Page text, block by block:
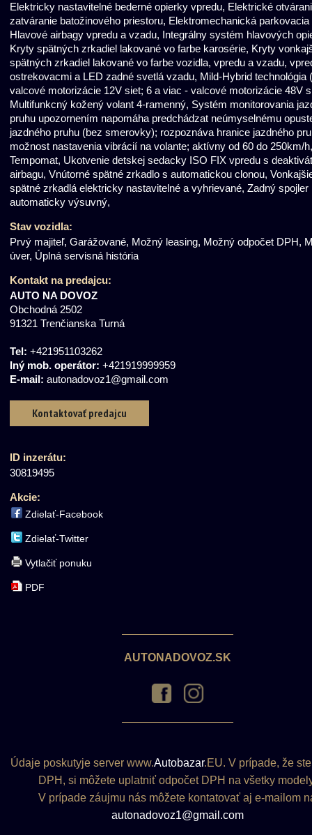
Elektricky nastavitelné bederné opierky vpredu, Elektrické
zatváranie batožinového priestoru, Elektromechanická parkovacia
Hlavové airbagy vpredu a vzadu, Integrálny systém hlavových
Kryty spätných zrkadiel lakované vo farbe karosérie, Kryty
spätných zrkadiel lakované vo farbe vozidla, vpredu a vzadu,
ostrekovacmi a LED zadné svetlá vzadu, Mild-Hybrid technológia
valcové motorizácie 12V siet; 6 a viac - valcové motorizácie 48V
Multifunkcný kožený volant 4-ramenný, Systém monitorovania
pruhu upozornením napomáha predchádzat neúmyselnému
jazdného pruhu (bez smerovky); rozpoznáva hranice jazdného
možnost nastavenia vibrácií na volante; aktívny od 60 do 250km/h,
Tempomat, Ukotvenie detskej sedacky ISO FIX vpredu s
airbagu, Vnútorné spätné zrkadlo s automatickou clonou,
spätné zrkadlá elektricky nastavitelné a vyhrievané, Zadný spojler
automaticky výsuvný,
Stav vozidla:
Prvý majiteľ, Garážované, Možný leasing, Možný odpočet DPH,
úver, Úplná servisná história
Kontakt na predajcu:
AUTO NA DOVOZ
Obchodná 2502
91321 Trenčianska Turná
Tel: +421951103262
Iný mob. operátor: +421919999959
E-mail: autonadovoz1@gmail.com
Kontaktovať predajcu
ID inzerátu:
30819495
Akcie:
Zdielať-Facebook
Zdielať-Twitter
Vytlačiť ponuku
PDF
AUTONADOVOZ.SK
Údaje poskutyje server www.Autobazar.EU. V prípade, že
DPH, si môžete uplatniť odpočet DPH na všetky
V prípade záujmu nás môžete kontatovať aj e-mailom
autonadovoz1@gmail.com